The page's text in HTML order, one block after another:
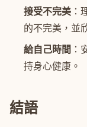
接受不完美 ：
的不完美，並
給自己時間 ：
持身心健康。
結語